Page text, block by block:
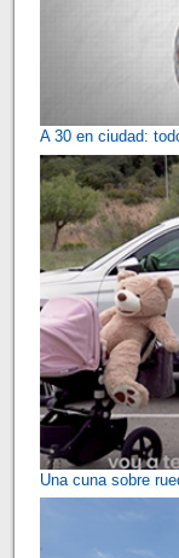
A 30 en ciudad:
Una cuna sobre